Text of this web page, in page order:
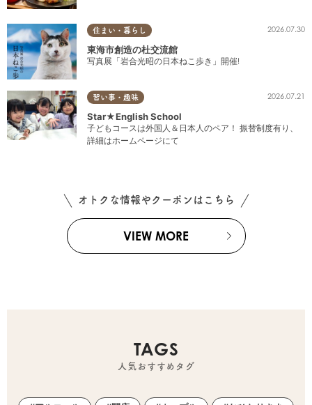
住まい・暮らし 2026.07.30
東海市創造の杜交流館
写真展「岩合光昭の日本ねこ歩き」開催!
習い事・趣味 2026.07.21
Star★English School
子どもコースは外国人＆日本人のペア！ 振替制度有り、
詳細はホームページにて
オトクな情報やクーポンはこちら
VIEW MORE
TAGS
人気おすすめタグ